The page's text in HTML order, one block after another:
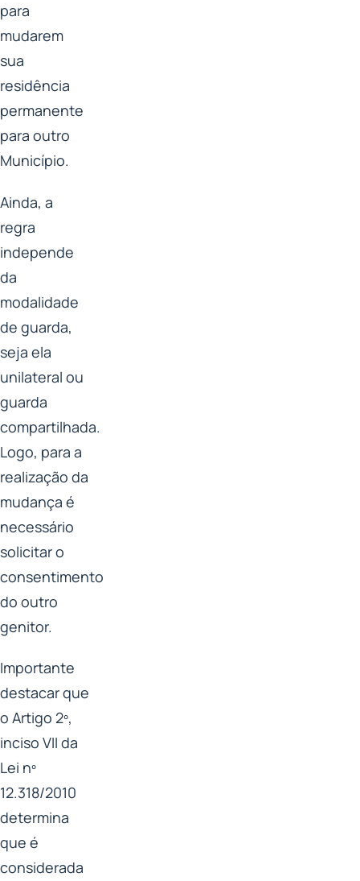
para
mudarem
sua
residência
permanente
para outro
Município.
Ainda, a
regra
independe
da
modalidade
de guarda,
seja ela
unilateral ou
guarda
compartilhada.
Logo, para a
realização da
mudança é
necessário
solicitar o
consentimento
do outro
genitor.
Importante
destacar que
o Artigo 2º,
inciso VII da
Lei nº
12.318/2010
determina
que é
considerada